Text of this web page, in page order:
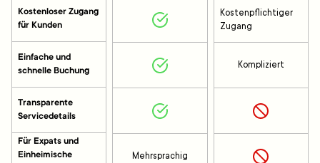
Kostenloser Zugang
für Kunden
Einfache und
schnelle Buchung
Transparente
Servicedetails
Für Expats und
Einheimische
Mehrsprachig
Kostenpflichtiger
Zugang
Kompliziert